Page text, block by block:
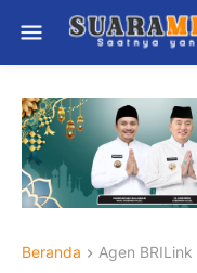
Beranda Agen BRILink